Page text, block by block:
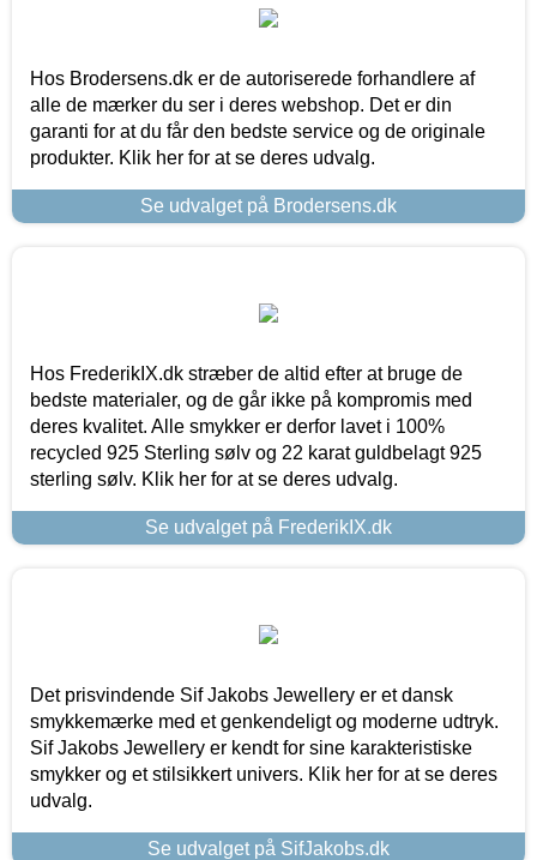
Hos Brodersens.dk er de autoriserede forhandlere af
alle de mærker du ser i deres webshop. Det er din
garanti for at du får den bedste service og de originale
produkter. Klik her for at se deres udvalg.
Se udvalget på Brodersens.dk
Hos FrederikIX.dk stræber de altid efter at bruge de
bedste materialer, og de går ikke på kompromis med
deres kvalitet. Alle smykker er derfor lavet i 100%
recycled 925 Sterling sølv og 22 karat guldbelagt 925
sterling sølv. Klik her for at se deres udvalg.
Se udvalget på FrederikIX.dk
Det prisvindende Sif Jakobs Jewellery er et dansk
smykkemærke med et genkendeligt og moderne udtryk.
Sif Jakobs Jewellery er kendt for sine karakteristiske
smykker og et stilsikkert univers. Klik her for at se deres
udvalg.
Se udvalget på SifJakobs.dk